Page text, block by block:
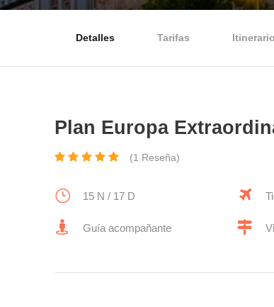
Detalles Tarifas Itinerario
Plan Europa
(1 Reseña)
15 N / 17 D
Guía acompañante